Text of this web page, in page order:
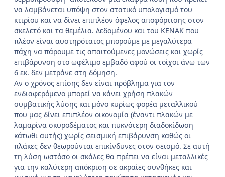
να λαμβάνεται υπόψη στον στατικό υπολογισμό του
κτιρίου και να δίνει επιπλέον όφελος αποφόρτισης στον
σκελετό και τα θεμέλια. Δεδομένου και του ΚΕΝΑΚ που
πλέον είναι αυστηρότατος μπορούμε με μεγαλύτερα
πάχη να πάρουμε τις απαιτούμενες μονώσεις και χωρίς
επιβάρυνση στο ωφέλιμο εμβαδό αφού οι τοίχοι άνω των
6 εκ. δεν μετράνε στη δόμηση.
Αν ο χρόνος επίσης δεν είναι πρόβλημα για τον
ενδιαφερόμενο μπορεί να κάνει χρήση πλακών
συμβατικής λύσης και μόνο κυρίως φορέα μεταλλικού
που μας δίνει επιπλέον οικονομία (έναντι πλακών με
λαμαρίνα σκυροδέματος και πυκνότερη διαδοκίδωση
κάτωθι αυτής) χωρίς σεισμική επιβάρυνση καθώς οι
πλάκες δεν θεωρούνται επικίνδυνες στον σεισμό. Σε αυτή
τη λύση ωστόσο οι σκάλες θα πρέπει να είναι μεταλλικές
για την καλύτερη απόκριση σε ακραίες συνθήκες και